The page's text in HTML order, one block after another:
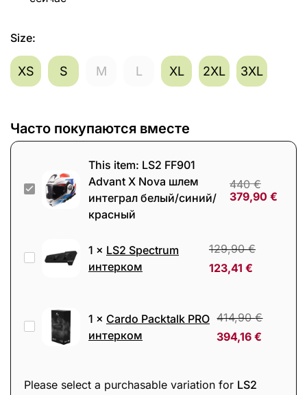
Size:
XS S M L XL 2XL 3XL
Часто покупаются вместе
LS2
FF901
Nova
белый/
синий/
This item: LS2 FF901
Advant X Nova шлем
интеграл белый/синий/
красный
440€
379,90 €
1 × LS2 Spectrum
интерком
129,90€
123,41 €
Cardo
Packtalk
интерком
1 × Cardo Packtalk PRO
интерком
414,90€
394,16€
Please select a purchasable variation for LS2